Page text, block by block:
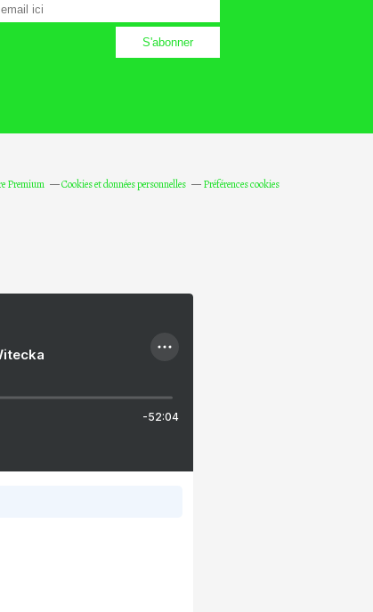
Premium Cookies et données personnelles Préférences cookies
-52:04